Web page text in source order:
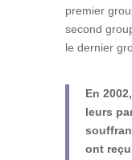
premier
second
le dernier
En
leurs
ont